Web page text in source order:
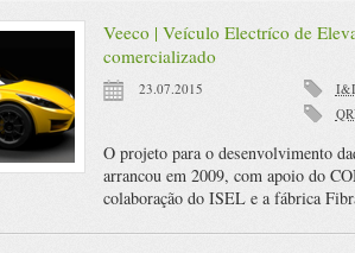
Veeco | Veículo Electríco de
comercializado
23.07.2015
O projeto para o desenvolvimento
arrancou em 2009, com apoio do
colaboração do ISEL e a fábrica